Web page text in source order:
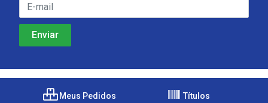
Meus Pedidos Títulos